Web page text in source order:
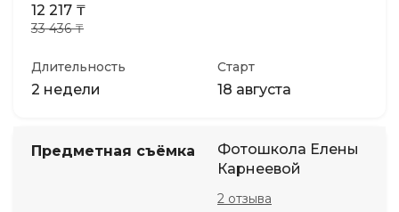
12 217 ₸
33 436 ₸
Длительность
2 недели
Старт
18 августа
Предметная съёмка
Фотошкола Елены
Карнеевой
2 отзыва